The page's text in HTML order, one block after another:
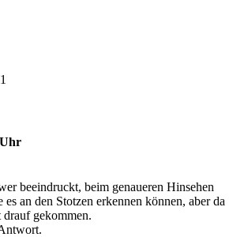
Uhr
beeindruckt, beim genaueren Hinsehen
es an den Stotzen erkennen können, aber da
gekommen.